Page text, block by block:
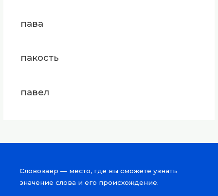
пава
пакость
павел
Словозавр — место, где вы сможете узнать
значение слова и его происхождение.